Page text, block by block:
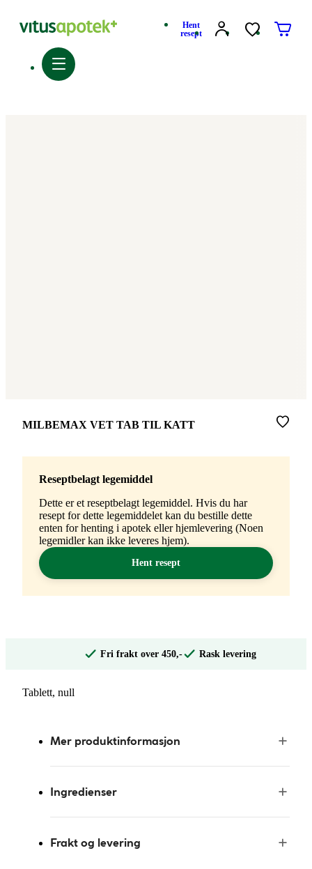
Hent
resept
Merke:
MILBEMAX VET TAB TIL KATT
Reseptbelagt legemiddel
Dette er et reseptbelagt legemiddel. Hvis du har
resept for dette legemiddelet kan du bestille dette
enten for henting i apotek eller hjemlevering (Noen
legemidler kan ikke leveres hjem).
Hent resept
Fri frakt over 450,- Rask levering
Tablett, null
Mer produktinformasjon
Ingredienser
Frakt og levering